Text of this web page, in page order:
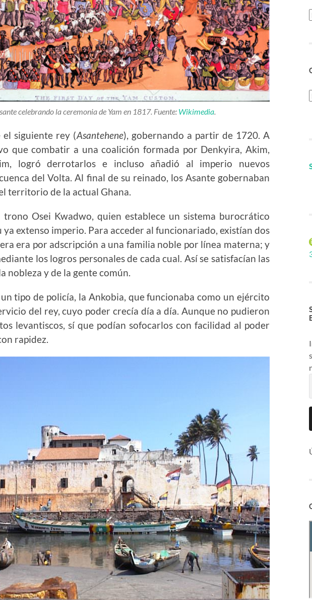
celebrando la ceremonia de Yam en 1817. Fuente: Wikimedia.
el siguiente rey (Asantehene), gobernando a partir de 1720. A
que combatir a una coalición formada por Denkyira, Akim,
logró derrotarlos e incluso añadió al imperio nuevos
del Volta. Al final de su reinado, los Asante gobernaban
territorio de la actual Ghana.
trono Osei Kwadwo, quien establece un sistema burocrático
extenso imperio. Para acceder al funcionariado, existían dos
era por adscripción a una familia noble por línea materna; y
los logros personales de cada cual. Así se satisfacían las
nobleza y de la gente común.
tipo de policía, la Ankobia, que funcionaba como un ejército
del rey, cuyo poder crecía día a día. Aunque no pudieron
levantiscos, sí que podían sofocarlos con facilidad al poder
rapidez.